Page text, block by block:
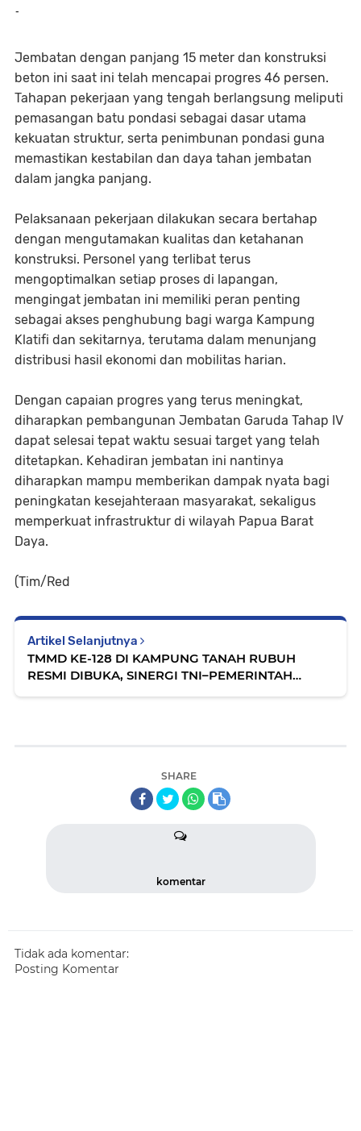
-
Jembatan dengan panjang 15 meter dan konstruksi
beton ini saat ini telah mencapai progres 46 persen.
Tahapan pekerjaan yang tengah berlangsung meliputi
pemasangan batu pondasi sebagai dasar utama
kekuatan struktur, serta penimbunan pondasi guna
memastikan kestabilan dan daya tahan jembatan
dalam jangka panjang.
Pelaksanaan pekerjaan dilakukan secara bertahap
dengan mengutamakan kualitas dan ketahanan
konstruksi. Personel yang terlibat terus
mengoptimalkan setiap proses di lapangan,
mengingat jembatan ini memiliki peran penting
sebagai akses penghubung bagi warga Kampung
Klatifi dan sekitarnya, terutama dalam menunjang
distribusi hasil ekonomi dan mobilitas harian.
Dengan capaian progres yang terus meningkat,
diharapkan pembangunan Jembatan Garuda Tahap IV
dapat selesai tepat waktu sesuai target yang telah
ditetapkan. Kehadiran jembatan ini nantinya
diharapkan mampu memberikan dampak nyata bagi
peningkatan kesejahteraan masyarakat, sekaligus
memperkuat infrastruktur di wilayah Papua Barat
Daya.
(Tim/Red
Artikel Selanjutnya
TMMD KE-128 DI KAMPUNG TANAH RUBUH
RESMI DIBUKA, SINERGI TNI–PEMERINTAH
SHARE
komentar
Tidak ada komentar:
Posting Komentar